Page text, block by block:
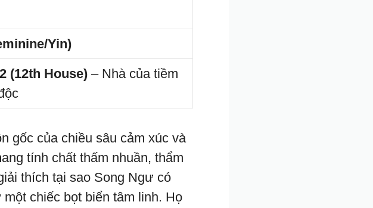
Yin)
(12th House) – Nhà của tiềm
gốc của chiều sâu cảm xúc và
tính chất thấm nhuần, thẩm
thích tại sao Song Ngư có
chiếc bọt biển tâm linh. Họ